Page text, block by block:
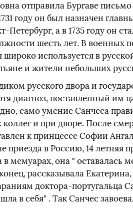
отправила Бургаве
году он был назначен
Петербург, а в 1735 году он
шесть лет. В военных
широко используется в
и жители небольших
русского двора и
диагноз, поставленный им
само умение Санчеса
коллег и при дворе. После
к принцессе Софии
приезда в Россию, 14 летняя
мемуарах, она " оставалась
рассказывала
доктора-португальца
в себя" . Так Санчес